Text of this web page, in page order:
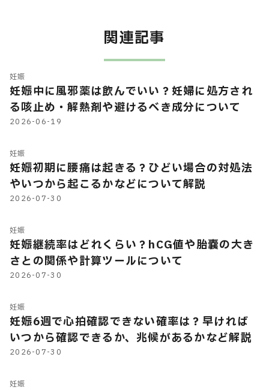
関連記事
妊娠
妊娠中に風邪薬は飲んでいい？妊婦に処方され
る咳止め・解熱剤や避けるべき成分について
2026-06-19
妊娠
妊娠初期に腰痛は起きる？ひどい場合の対処法
やいつから起こるかなどについて解説
2026-07-30
妊娠
妊娠継続率はどれくらい？hCG値や胎嚢の大き
さとの関係や計算ツールについて
2026-07-30
妊娠
妊娠6週で心拍確認できない確率は？早ければ
いつから確認できるか、兆候があるかなど解説
2026-07-30
妊娠